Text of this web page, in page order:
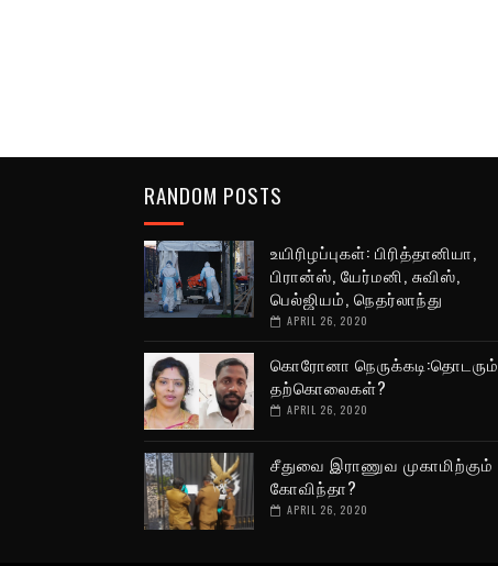
RANDOM POSTS
உயிரிழப்புகள்: பிரித்தானியா,
பிரான்ஸ், யேர்மனி, சுவிஸ்,
பெல்ஜியம், நெதர்லாந்து
APRIL 26, 2020
கொரோனா நெருக்கடி:தொடரும்
தற்கொலைகள்?
APRIL 26, 2020
சீதுவை இராணுவ முகாமிற்கும்
கோவிந்தா?
APRIL 26, 2020